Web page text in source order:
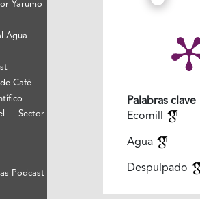
Yarumo
Agua
Café
Sector
Podcast
Palabras clave
Ecomill
Agua
Despulpado